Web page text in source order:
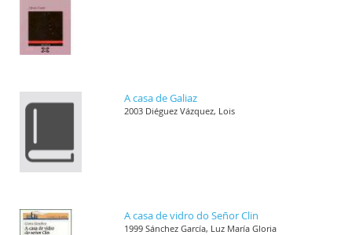
A casa de Galiaz
2003 Diéguez Vázquez, Lois
A casa de vidro do Señor Clin
1999 Sánchez García, Luz María Gloria